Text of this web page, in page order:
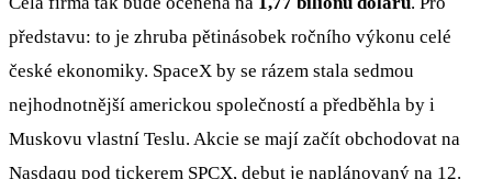
představu: to je zhruba pětinásobek ročního výkonu celé
české ekonomiky. SpaceX by se rázem stala sedmou
nejhodnotnější americkou společností a předběhla by i
Muskovu vlastní Teslu. Akcie se mají začít obchodovat na
Nasdaqu pod tickerem SPCX, debut je naplánovaný na 12.